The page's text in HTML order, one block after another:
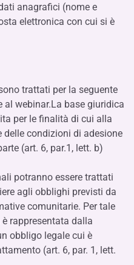
anagrafici (nome e
elettronica con cui si è
trattati per la seguente
webinar.La base giuridica
per le finalità di cui alla
delle condizioni di adesione
(art. 6, par.1, lett. b)
potranno essere trattati
agli obblighi previsti da
comunitarie. Per tale
rappresentata dalla
obbligo legale cui è
(art. 6, par. 1, lett.